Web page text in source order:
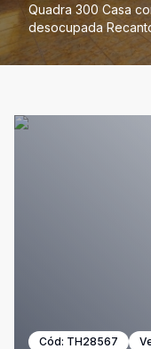
Quadra 300 Casa
desocupada
Cód: TH28567